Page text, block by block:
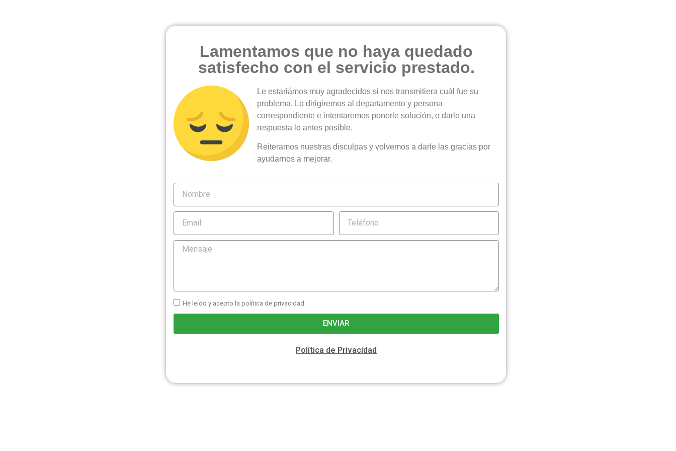
Lamentamos que no haya quedado
satisfecho con el servicio prestado.
Le estariámos muy agradecidos si nos transmitiera cuál fue su
problema. Lo dirigiremos al departamento y persona
correspondiente e intentaremos ponerle solución, o darle una
respuesta lo antes posible.
Reiteramos nuestras disculpas y volvemos a darle las gracias por
ayudarnos a mejorar.
He leído y acepto la política de privacidad
ENVIAR
Política de Privacidad